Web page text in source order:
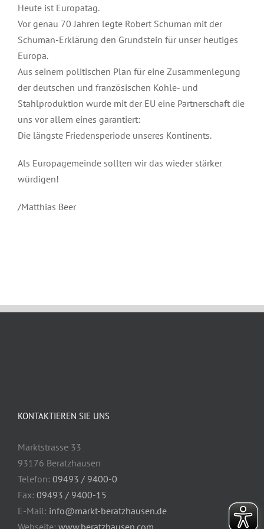
Heute ist Europatag.
Vor genau 70 Jahren legte Robert Schuman mit der
Schuman-Erklärung den Grundstein für unser heutiges
Europa.
Aus seinem politischen Plan für eine Zusammenlegung
der deutschen und französischen Kohle- und
Stahlproduktion wurde mit der EU eine Partnerschaft die
uns vor allem eines garantiert:
Die längste Friedensperiode unseres Kontinents.
Als Europagemeinde sollten wir das wieder stärker
würdigen!
/Matthias Beer
KONTAKTIEREN SIE UNS
Marktstrasse 33
93176 Beratzhausen
Telefon: 09493 / 9400-0
Fax: 09493 / 9400-15
E-Mail: info@markt-beratzhausen.de
Webseite: www.beratzhausen.com